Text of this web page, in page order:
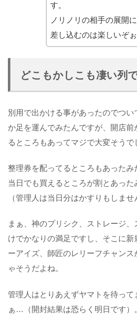
す。
ノリノリの相手の展開
差し込むのは楽しいぞぉ
どこもかしこも凄い列
別用で出かける事があったのでつ
か足を運んでみたんですが、開店前
るところもあってマジで大変そうで
整理券を配ってるところもあった
当日でも買えるところが割とあっ
（管理人は当日分はかすりもしませ
まぁ、神のプリシク、ストレージ
けでかなりの満足ですし、そこに
ーアイズ、師匠のレリーフチャン
ゃそうだよね。
管理人はとりあえずヤマトを待っ
ぁ…（開封結果は恐らく明日です）